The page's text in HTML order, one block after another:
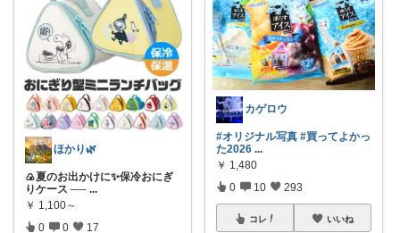
ほかり🌿
🍙夏のお出かけに✨保冷おにぎ
りケース ── ...
￥ 1,100～
0 0 17
カゲロウ
#オリジナル写真 #買ってよかっ
た2026 ...
￥ 1,480
0 10 293
コレ いいね